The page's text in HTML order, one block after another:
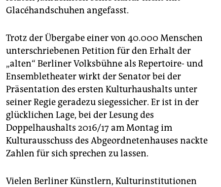
Glacéhandschuhen angefasst.
Trotz der Übergabe einer von 40.000 Menschen
unterschriebenen Petition für den Erhalt der
„alten“ Berliner Volksbühne als Repertoire- und
Ensembletheater wirkt der Senator bei der
Präsentation des ersten Kulturhaushalts unter
seiner Regie geradezu siegessicher. Er ist in der
glücklichen Lage, bei der Lesung des
Doppelhaushalts 2016/17 am Montag im
Kulturausschuss des Abgeordnetenhauses nackte
Zahlen für sich sprechen zu lassen.
Vielen Berliner Künstlern, Kulturinstitutionen